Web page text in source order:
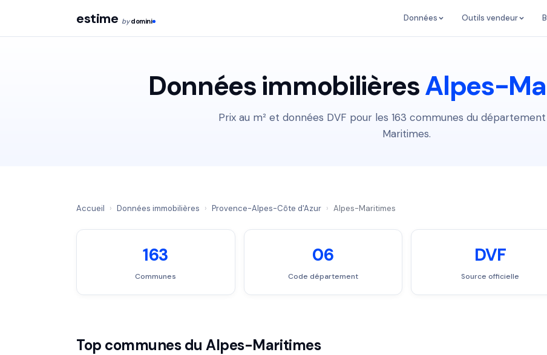
estime bydomini Données Outils vendeur
Données immobilièresAlpes-
Prix au m² et données DVF pour les 163 communes du
Maritimes.
Accueil › Données immobilières › Provence-Alpes-Côte d'Azur › Alpes-Maritimes
163
Communes
06
Code département
DVF
Source officielle
Top communes du Alpes-Maritimes